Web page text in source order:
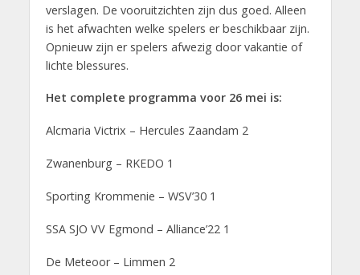
verslagen. De vooruitzichten zijn dus goed. Alleen
is het afwachten welke spelers er beschikbaar zijn.
Opnieuw zijn er spelers afwezig door vakantie of
lichte blessures.
Het complete programma voor 26 mei is:
Alcmaria Victrix – Hercules Zaandam 2
Zwanenburg – RKEDO 1
Sporting Krommenie – WSV’30 1
SSA SJO VV Egmond – Alliance’22 1
De Meteoor – Limmen 2